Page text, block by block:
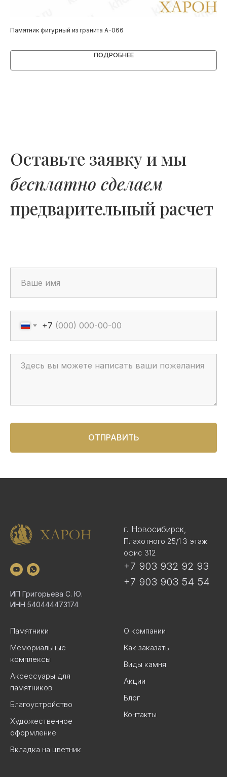
Памятник фигурный из гранита A-066
ПОДРОБНЕЕ
Оставьте заявку и мы
бесплатно сделаем
предварительный расчет
+7
ОТПРАВИТЬ
ИП Григорьева С. Ю.
ИНН 540444473174
г. Новосибирск,
Плахотного 25/1 3 этаж
офис 312
+7 903 932 92 93
+7 903 903 54 54
Памятники
Мемориальные
комплексы
Аксессуары для
памятников
Благоустройство
Художественное
оформление
Вкладка на цветник
О компании
Как заказать
Виды камня
Акции
Блог
Контакты